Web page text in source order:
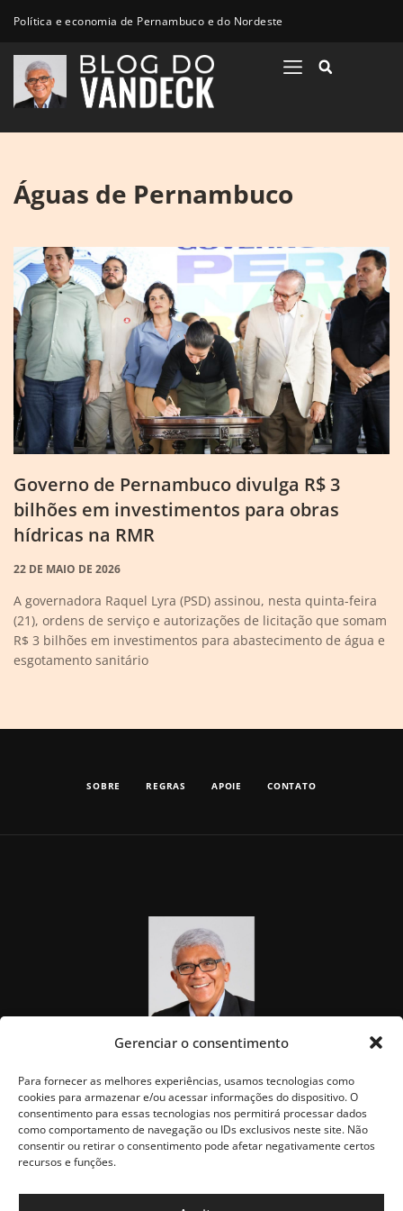
Gerenciar o consentimento
Para fornecer as melhores experiências, usamos tecnologias como
cookies para armazenar e/ou acessar informações do dispositivo. O
consentimento para essas tecnologias nos permitirá processar dados
como comportamento de navegação ou IDs exclusivos neste site. Não
consentir ou retirar o consentimento pode afetar negativamente certos
recursos e funções.
Política e economia de Pernambuco e do Nordeste
Águas de Pernambuco
Governo de Pernambuco divulga R$ 3
bilhões em investimentos para obras
hídricas na RMR
22 DE MAIO DE 2026
A governadora Raquel Lyra (PSD) assinou, nesta quinta-feira
(21), ordens de serviço e autorizações de licitação que somam
R$ 3 bilhões em investimentos para abastecimento de água e
esgotamento sanitário
SOBRE REGRAS APOIE CONTATO